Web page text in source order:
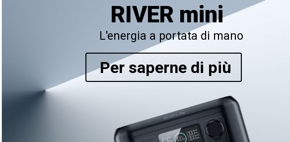
RIVER mini
Per saperne di più
L'energia a portata di mano